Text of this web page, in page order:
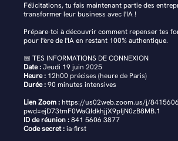
Félicitations, tu fais maintenant partie des
transformer leur business avec l'IA !
Prépare-toi à découvrir comment repenser tes
pour l'ère de l'IA en restant 100% authentique.
📅 TES INFORMATIONS DE CONNEXION
Date :Jeudi 19 juin 2025
Heure : 12h00 précises (heure de Paris)
Durée :90 minutes intensives
Lien Zoom :https://us02web.zoom.us/j/
pwd=ejD73tmF0WaQIdkhjjX9pIjN0zB8MB.1
ID de réunion :841 5606 3877
Code secret :ia-first